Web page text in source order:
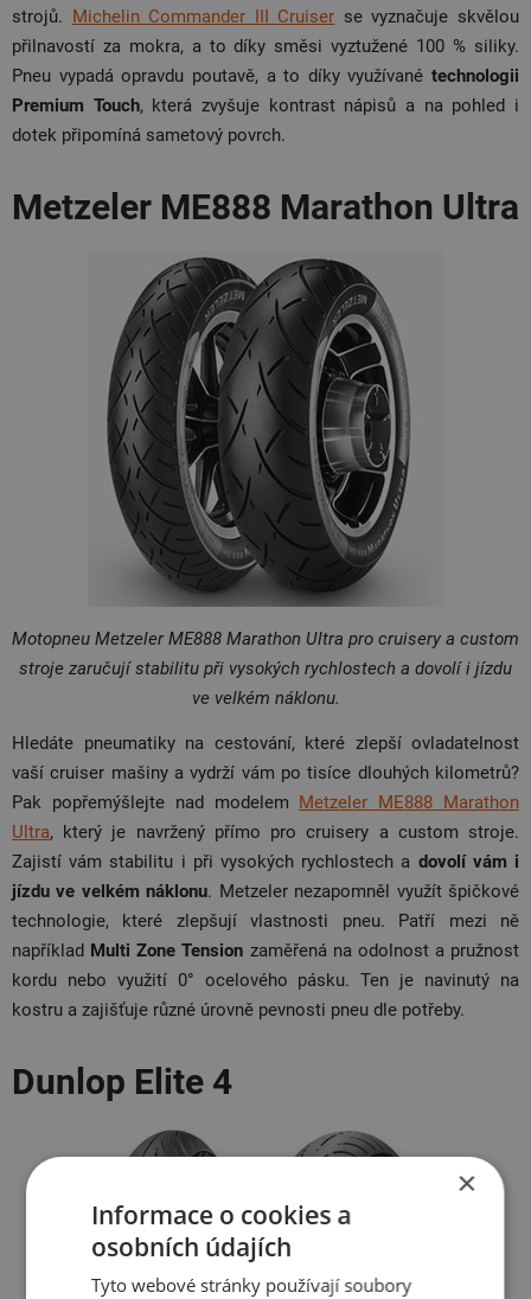
strojů.
Michelin Commander III Cruiser se vyznačuje skvělou
přilnavostí za mokra, a to díky směsi vyztužené 100 % siliky.
Pneu vypadá opravdu poutavě, a to díky využívané technologii
Premium Touch, která zvyšuje kontrast nápisů a na pohled i
dotek připomíná sametový povrch.
Metzeler ME888 Marathon Ultra
Motopneu Metzeler ME888 Marathon Ultra pro cruisery a custom
stroje zaručují stabilitu při vysokých rychlostech a dovolí i jízdu
ve velkém náklonu.
Hledáte pneumatiky na cestování, které zlepší ovladatelnost
vaší cruiser mašiny a vydrží vám po tisíce dlouhých kilometrů?
Pak popřemýšlejte nad modelem Metzeler ME888 Marathon
Ultra, který je navržený přímo pro cruisery a custom stroje.
Zajistí vám stabilitu i při vysokých rychlostech a dovolí vám i
jízdu ve velkém náklonu. Metzeler nezapomněl využít špičkové
technologie, které zlepšují vlastnosti pneu. Patří mezi ně
například Multi Zone Tension zaměřená na odolnost a pružnost
kordu nebo využití 0° ocelového pásku. Ten je navinutý na
kostru a zajišťuje různé úrovně pevnosti pneu dle potřeby.
Dunlop Elite 4
×
Informace o cookies a
osobních údajích
Tyto webové stránky používají soubory